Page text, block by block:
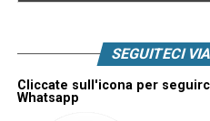
SEGUITECI
Cliccate sull'icona per
Whatsapp